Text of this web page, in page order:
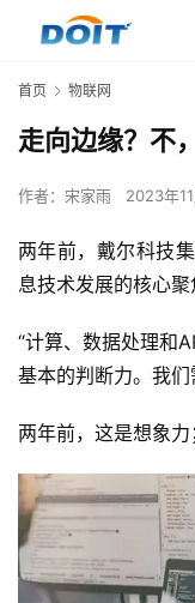
首页 物联网
走向边缘？不
作者： 宋家雨 2023年
两年前，戴尔科技
息技术发展的核心聚
“计算、数据处理和
基本的判断力。我们
两年前，这是想象力